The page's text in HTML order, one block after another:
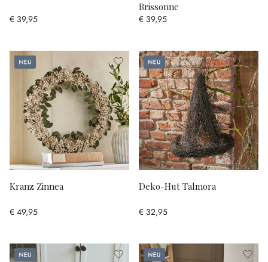
€ 39,95
Brissonne
€ 39,95
Neu
Kranz Zinnea
€ 49,95
Neu
Deko-Hut Talmora
€ 32,95
Neu Neu